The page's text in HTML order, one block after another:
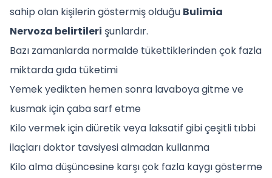
sahip olan kişilerin göstermiş olduğu Bulimia
Nervoza belirtileri şunlardır.
Bazı zamanlarda normalde tükettiklerinden çok fazla
miktarda gıda tüketimi
Yemek yedikten hemen sonra lavaboya gitme ve
kusmak için çaba sarf etme
Kilo vermek için diüretik veya laksatif gibi çeşitli tıbbi
ilaçları doktor tavsiyesi almadan kullanma
Kilo alma düşüncesine karşı çok fazla kaygı gösterme